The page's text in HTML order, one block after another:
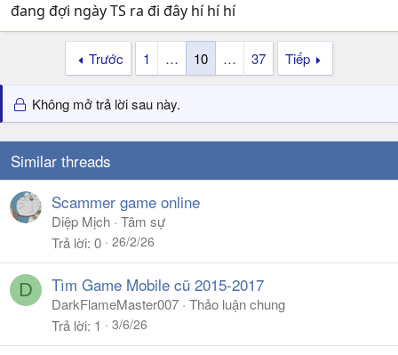
đang đợi ngày TS ra đi đây hí hí hí
Trước 1 … 10 … 37 Tiếp
Không mở trả lời sau này.
Similar threads
Scammer game online
Diệp Mịch Tâm sự
Trả lời 0 26/2/26
D Tìm Game Mobile cũ 2015-2017
DarkFlameMaster007 Thảo luận chung
Trả lời 1 3/6/26